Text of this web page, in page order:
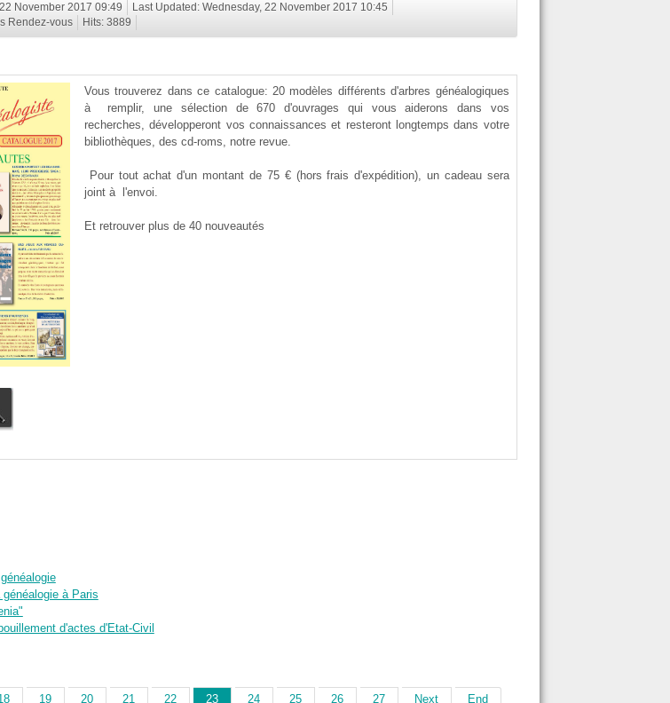
November 2017 09:49
Last Updated: Wednesday, 22 November 2017 10:45
Rendez-vous
Hits: 3889
Vous trouverez dans ce catalogue: 20 modèles différents d'arbres généalogiques
à remplir, une sélection de 670 d'ouvrages qui vous aiderons dans vos
recherches, développeront vos connaissances et resteront longtemps dans votre
bibliothèques, des cd-roms, notre revue.
Pour tout achat d'un montant de 75 € (hors frais d'expédition), un cadeau sera
joint à l'envoi.
Et retrouver plus de 40 nouveautés
à Paris
d'actes d'Etat-Civil
19 20 21 22 23 24 25 26 27 Next End